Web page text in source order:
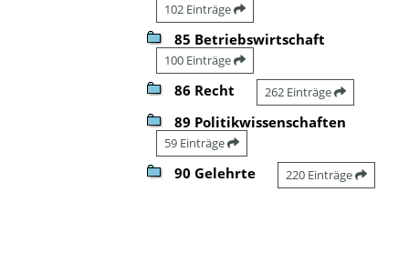
102 Einträge
85 Betriebswirtschaft
100 Einträge
86 Recht 262 Einträge
89 Politikwissenschaften
59 Einträge
90 Gelehrte 220 Einträge